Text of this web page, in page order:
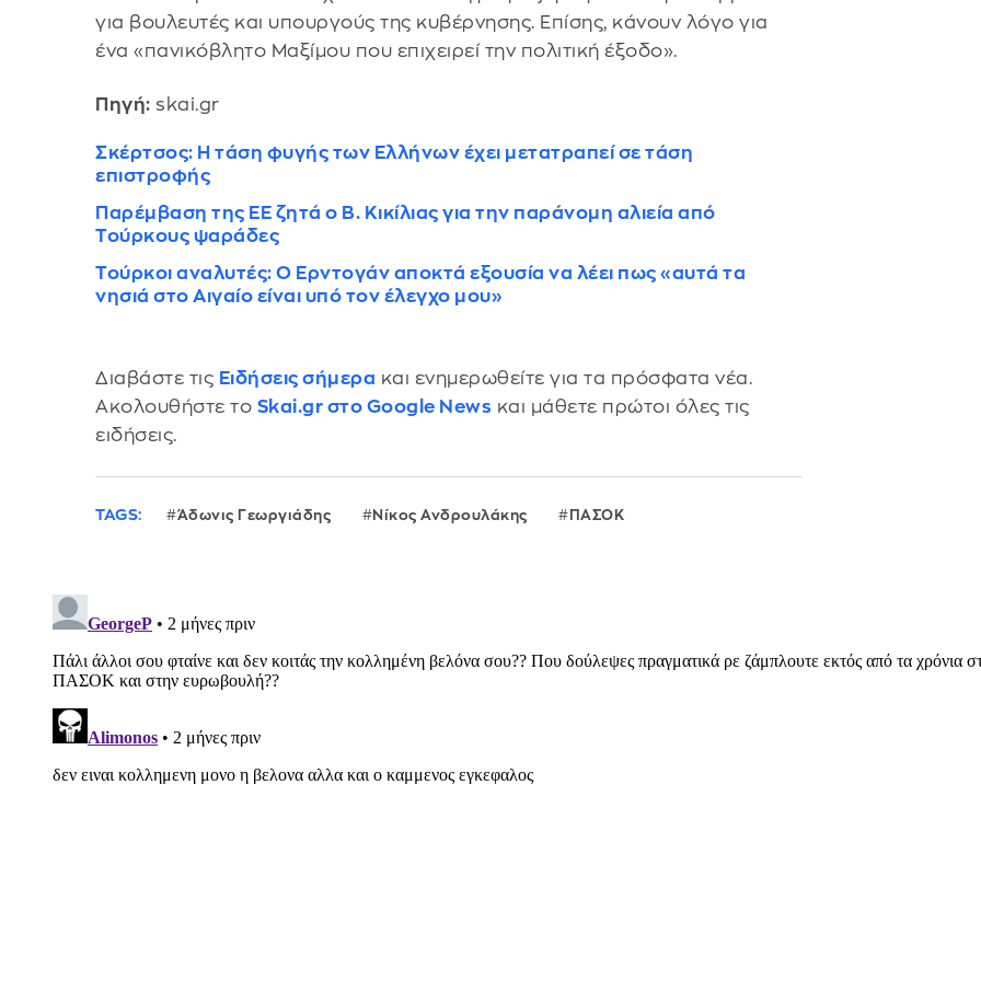
για βουλευτές και υπουργούς της κυβέρνησης. Επίσης, κάνουν λόγο για
ένα «πανικόβλητο Μαξίμου που επιχειρεί την πολιτική έξοδο».
Πηγή: skai.gr
Σκέρτσος: Η τάση φυγής των Ελλήνων έχει μετατραπεί σε τάση
επιστροφής
Παρέμβαση της ΕΕ ζητά ο Β. Κικίλιας για την παράνομη αλιεία από
Τούρκους ψαράδες
Τούρκοι αναλυτές: Ο Ερντογάν αποκτά εξουσία να λέει πως «αυτά τα
νησιά στο Αιγαίο είναι υπό τον έλεγχο μου»
Διαβάστε τις Ειδήσεις σήμερα και ενημερωθείτε για τα πρόσφατα νέα.
Ακολουθήστε το Skai.gr στο Google News και μάθετε πρώτοι όλες τις
ειδήσεις.
TAGS: Άδωνις Γεωργιάδης Νίκος Ανδρουλάκης ΠΑΣΟΚ